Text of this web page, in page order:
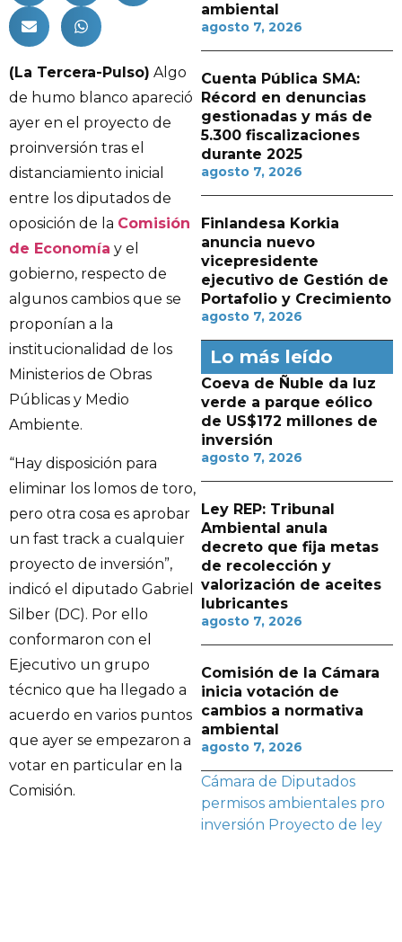
(La Tercera-Pulso) Algo
de humo blanco apareció
ayer en el proyecto de
proinversión tras el
distanciamiento inicial
entre los diputados de
oposición de la Comisión
de Economía y el
gobierno, respecto de
algunos cambios que se
proponían a la
institucionalidad de los
Ministerios de Obras
Públicas y Medio
Ambiente.
“Hay disposición para
eliminar los lomos de toro,
pero otra cosa es aprobar
un fast track a cualquier
proyecto de inversión”,
indicó el diputado Gabriel
Silber (DC). Por ello
conformaron con el
Ejecutivo un grupo
técnico que ha llegado a
acuerdo en varios puntos
que ayer se empezaron a
votar en particular en la
Comisión.
ambiental
agosto 7, 2026
Cuenta Pública SMA:
Récord en denuncias
gestionadas y más de
5.300 fiscalizaciones
durante 2025
agosto 7, 2026
Finlandesa Korkia
anuncia nuevo
vicepresidente
ejecutivo de Gestión de
Portafolio y Crecimiento
agosto 7, 2026
Lo más leído
Coeva de Ñuble da luz
verde a parque eólico
de US$172 millones de
inversión
agosto 7, 2026
Ley REP: Tribunal
Ambiental anula
decreto que fija metas
de recolección y
valorización de aceites
lubricantes
agosto 7, 2026
Comisión de la Cámara
inicia votación de
cambios a normativa
ambiental
agosto 7, 2026
Cámara de Diputados
permisos ambientales pro
inversión Proyecto de ley